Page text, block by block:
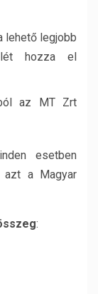
lehető legjobb
hozza el
az MT Zrt
esetben
azt a Magyar
: